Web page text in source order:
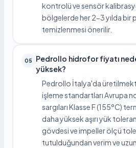
kontrolü ve sensör
bölgelerde her 2-3 yılda bir
temizlenmesi önerilir.
05
Pedrollo hidrofor fiyatı
yüksek?
Pedrollo İtalya'da
işleme standartları Avrupa
sargıları Klasse F (155°C)
daha yüksek aşırı yük
gövdesi ve impeller ölçü
tutulduğundan verim ve